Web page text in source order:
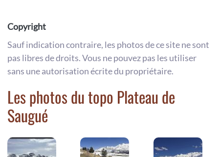
Copyright
Sauf indication contraire, les photos de ce site ne sont
pas libres de droits. Vous ne pouvez pas les utiliser
sans une autorisation écrite du propriétaire.
Les photos du topo Plateau de
Saugué